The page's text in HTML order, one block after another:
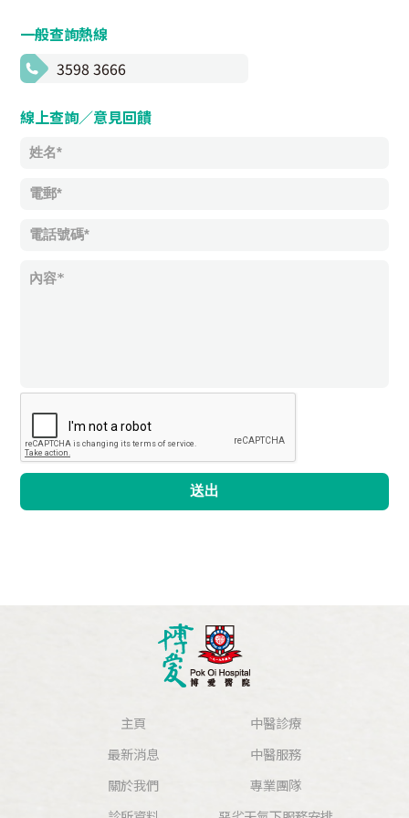
一般查詢熱線
3598 3666
線上查詢／意見回饋
送出
主頁
最新消息
關於我們
中醫診療
中醫服務
專業團隊